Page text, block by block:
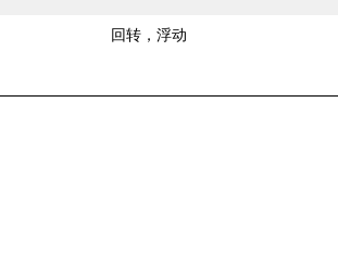
回转，浮动